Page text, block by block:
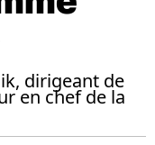
dirigeant de
en chef de la